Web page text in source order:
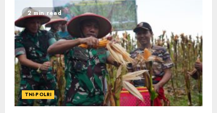
2 min read
TNI-POLRI